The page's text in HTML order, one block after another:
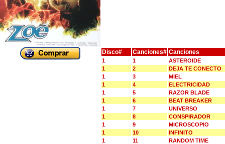
Disco# Canciones# Canciones
1 1
ASTEROIDE
1
2
DEJA TE CONECTO
1
3
MIEL
1
4
ELECTRICIDAD
1
5
RAZOR BLADE
1
6
BEAT BREAKER
1
7
UNIVERSO
1
8
CONSPIRADOR
1
9
MICROSCOPIO
1
10
INFINITO
1
11
RANDOM TIME